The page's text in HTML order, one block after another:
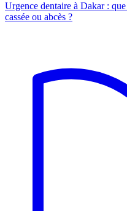
Urgence dentaire à Dakar :
cassée ou abcès ?